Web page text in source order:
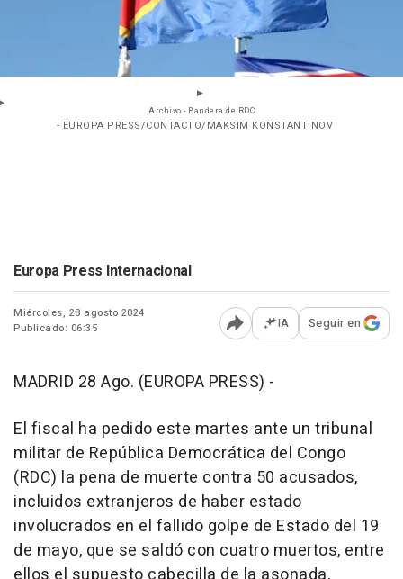
Archivo - Bandera de RDC
- EUROPA PRESS/CONTACTO/MAKSIM KONSTANTINOV
Europa Press Internacional
Miércoles, 28 agosto 2024
Publicado: 06:35
Abrir opciones para
IA Seguir en
MADRID 28 Ago. (EUROPA PRESS) -
El fiscal ha pedido este martes ante un tribunal
militar de República Democrática del Congo
(RDC) la pena de muerte contra 50 acusados,
incluidos extranjeros de haber estado
involucrados en el fallido golpe de Estado del 19
de mayo, que se saldó con cuatro muertos, entre